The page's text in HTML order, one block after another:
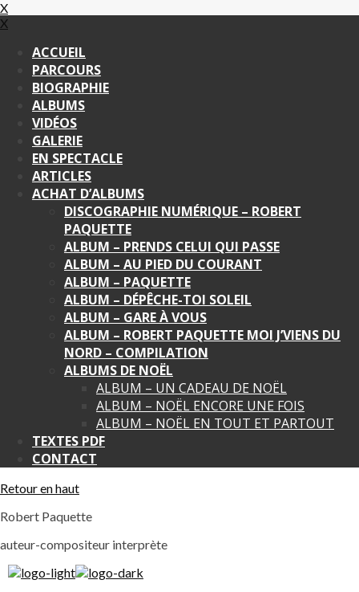
X
X
ACCUEIL
PARCOURS
BIOGRAPHIE
ALBUMS
VIDÉOS
GALERIE
EN SPECTACLE
ARTICLES
ACHAT D’ALBUMS
DISCOGRAPHIE NUMÉRIQUE – ROBERT
PAQUETTE
ALBUM – PRENDS CELUI QUI PASSE
ALBUM – AU PIED DU COURANT
ALBUM – PAQUETTE
ALBUM – DÉPÊCHE-TOI SOLEIL
ALBUM – GARE À VOUS
ALBUM – ROBERT PAQUETTE MOI J’VIENS DU
NORD – COMPILATION
ALBUMS DE NOËL
ALBUM – UN CADEAU DE NOËL
ALBUM – NOËL ENCORE UNE FOIS
ALBUM – NOËL EN TOUT ET PARTOUT
TEXTES PDF
CONTACT
Retour en haut
Robert Paquette
auteur-compositeur interprète